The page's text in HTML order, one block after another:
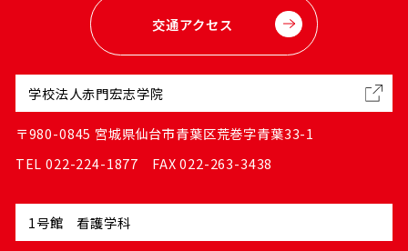
交通アクセス
学校法人赤門宏志学院
〒980-0845 宮城県仙台市青葉区荒巻字青葉33-1
TEL 022-224-1877 FAX 022-263-3438
1号館 看護学科